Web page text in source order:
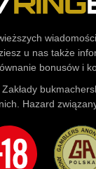
u nas także
bonusów i
Hazard